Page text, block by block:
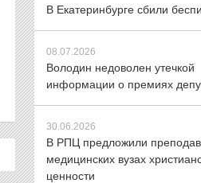
В Екатеринбурге сбили
08.07.2026
Володин недоволен утечкой
информации о премиях
30.06.2026
В РПЦ предложили
медицинских вузах
ценности